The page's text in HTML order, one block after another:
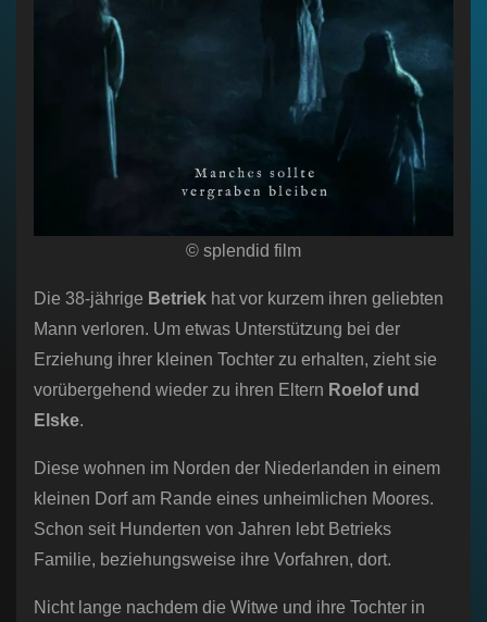
© splendid film
Die 38-jährige Betriek hat vor kurzem ihren geliebten
Mann verloren. Um etwas Unterstützung bei der
Erziehung ihrer kleinen Tochter zu erhalten, zieht sie
vorübergehend wieder zu ihren Eltern Roelof und
Elske.
Diese wohnen im Norden der Niederlanden in einem
kleinen Dorf am Rande eines unheimlichen Moores.
Schon seit Hunderten von Jahren lebt Betrieks
Familie, beziehungsweise ihre Vorfahren, dort.
Nicht lange nachdem die Witwe und ihre Tochter in